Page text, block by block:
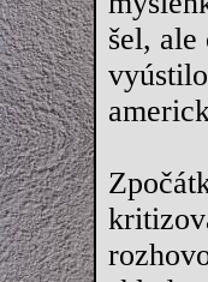
šel,